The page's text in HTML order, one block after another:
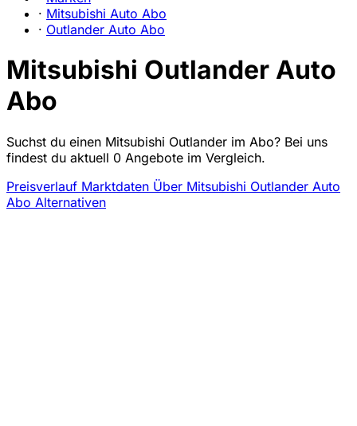
· Mitsubishi Auto Abo
· Outlander Auto Abo
Mitsubishi Outlander Auto
Abo
Suchst du einen Mitsubishi Outlander im Abo? Bei uns
findest du aktuell 0 Angebote im Vergleich.
Preisverlauf Marktdaten Über Mitsubishi Outlander Auto
Abo Alternativen